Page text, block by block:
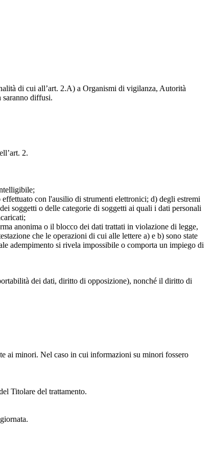
di cui all’art. 2.A) a Organismi di vigilanza, Autorità
saranno diffusi.
2.
con l'ausilio di strumenti elettronici; d) degli estremi
soggetti o delle categorie di soggetti ai quali i dati personali
anonima o il blocco dei dati trattati in violazione di legge,
che le operazioni di cui alle lettere a) e b) sono state
adempimento si rivela impossibile o comporta un impiego di
dei dati, diritto di opposizione), nonché il diritto di
ai minori. Nel caso in cui informazioni su minori fossero
Titolare del trattamento.